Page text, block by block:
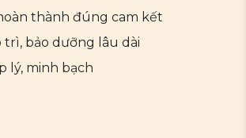
thành đúng cam kết
trì, bảo dưỡng lâu dài
lý, minh bạch